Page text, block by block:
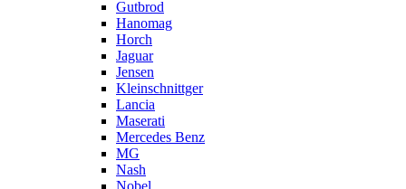
Gutbrod
Hanomag
Horch
Jaguar
Jensen
Kleinschnittger
Lancia
Maserati
Mercedes Benz
MG
Nash
Nobel